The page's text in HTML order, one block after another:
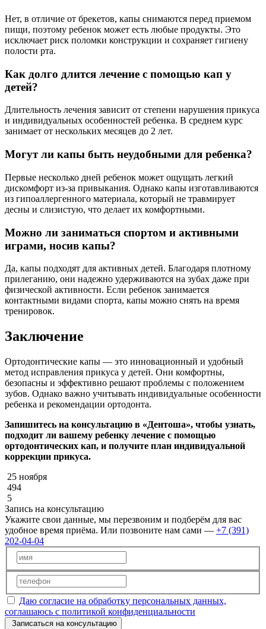
Нет, в отличие от брекетов, капы снимаются перед приемом
пищи, поэтому ребенок может есть любые продукты. Это
исключает риск поломки конструкции и сохраняет гигиену
полости рта.
Как долго длится лечение с помощью кап у
детей?
Длительность лечения зависит от степени нарушения прикуса
и индивидуальных особенностей ребенка. В среднем курс
занимает от нескольких месяцев до 2 лет.
Могут ли капы быть неудобными для ребенка?
Первые несколько дней ребенок может ощущать легкий
дискомфорт из-за привыкания. Однако капы изготавливаются
из гипоаллергенного материала, который не травмирует
десны и слизистую, что делает их комфортными.
Можно ли заниматься спортом и активными
играми, носив капы?
Да, капы подходят для активных детей. Благодаря плотному
прилеганию, они надежно удерживаются на зубах даже при
физической активности. Если ребенок занимается
контактными видами спорта, капы можно снять на время
тренировок.
Заключение
Ортодонтические капы — это инновационный и удобный
метод исправления прикуса у детей. Они комфортны,
безопасны и эффективно решают проблемы с положением
зубов. Однако важно учитывать индивидуальные особенности
ребенка и рекомендации ортодонта.
Запишитесь на консультацию в «Дентоша», чтобы узнать,
подходит ли вашему ребенку лечение с помощью
ортодонтических кап, и получите план индивидуальной
коррекции прикуса.
25 ноября
494
5
Запись на консультацию
Укажите свои данные, мы перезвоним и подберём для вас
удобное время приёма. Или позвоните нам сами — +7 (391)
202-04-04
Даю согласие на обработку персональных данных,
соглашаюсь с политикой конфиденциальности
Записаться на консультацию